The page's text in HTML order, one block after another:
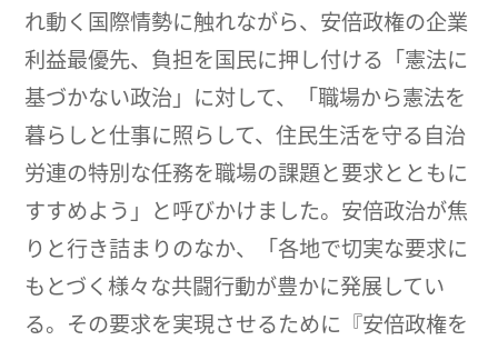
れ動く国際情勢に触れながら、安倍政権の企業
利益最優先、負担を国民に押し付ける「憲法に
基づかない政治」に対して、「職場から憲法を
暮らしと仕事に照らして、住民生活を守る自治
労連の特別な任務を職場の課題と要求とともに
すすめよう」と呼びかけました。安倍政治が焦
りと行き詰まりのなか、「各地で切実な要求に
もとづく様々な共闘行動が豊かに発展してい
る。その要求を実現させるために『安倍政権を